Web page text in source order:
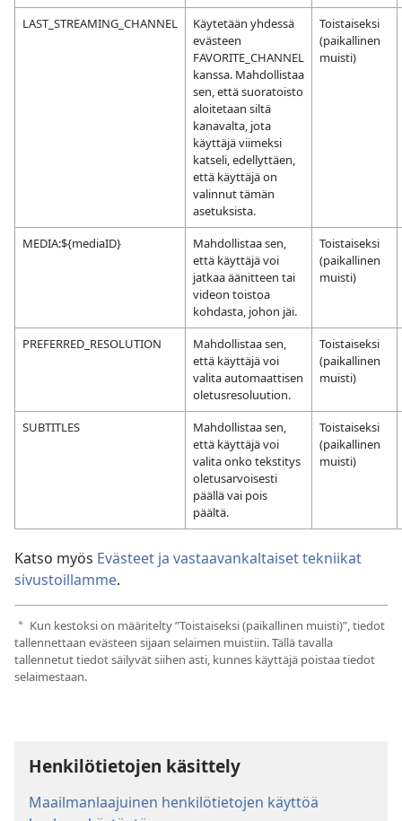
LAST_STREAMING_CHANNEL
Käytetään yhdessä
evästeen
FAVORITE_CHANNEL
kanssa. Mahdollistaa
sen, että suoratoisto
aloitetaan siltä
kanavalta, jota
käyttäjä viimeksi
katseli, edellyttäen,
että käyttäjä on
valinnut tämän
asetuksista.
Toistaiseksi
(paikallinen
muisti)
MEDIA:${mediaID}
Mahdollistaa sen,
että käyttäjä voi
jatkaa äänitteen tai
videon toistoa
kohdasta, johon jäi.
Toistaiseksi
(paikallinen
muisti)
PREFERRED_RESOLUTION
Mahdollistaa sen,
että käyttäjä voi
valita automaattisen
oletusresoluution.
Toistaiseksi
(paikallinen
muisti)
SUBTITLES
Mahdollistaa sen,
että käyttäjä voi
valita onko tekstitys
oletusarvoisesti
päällä vai pois
päältä.
Toistaiseksi
(paikallinen
muisti)
Katso myös Evästeet ja vastaavankaltaiset tekniikat
sivustoillamme.
a Kun kestoksi on määritelty ”Toistaiseksi (paikallinen muisti)”, tiedot
tallennettaan evästeen sijaan selaimen muistiin. Tällä tavalla
tallennetut tiedot säilyvät siihen asti, kunnes käyttäjä poistaa tiedot
selaimestaan.
Henkilötietojen käsittely
Maailmanlaajuinen henkilötietojen käyttöä